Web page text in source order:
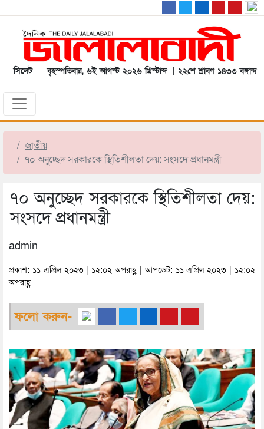
সিলেট বৃহস্পতিবার, ৬ই আগস্ট ২০২৬ খ্রিস্টাব্দ | ২২শে শ্রাবণ ১৪৩৩ বঙ্গাব্দ
জাতীয়
৭০ অনুচ্ছেদ সরকারকে স্থিতিশীলতা দেয়: সংসদে প্রধানমন্ত্রী
৭০ অনুচ্ছেদ সরকারকে স্থিতিশীলতা দেয়:
সংসদে প্রধানমন্ত্রী
admin
প্রকাশ: ১১ এপ্রিল ২০২৩ | ১২:০২ অপরাহ্ণ | আপডেট: ১১ এপ্রিল ২০২৩ | ১২:০২
অপরাহ্ণ
ফলো করুন-